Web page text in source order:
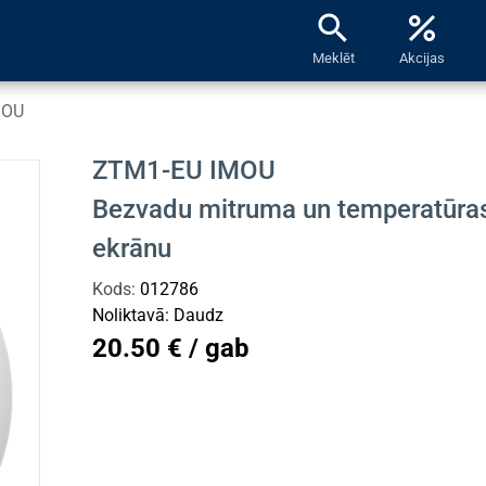
search
Meklēt
percent
Akcijas
ZTM1-EU IMOU
Bezvadu mitruma un
ekrānu
Kods: 012786
Noliktavā: Daudz
20.50 € / gab